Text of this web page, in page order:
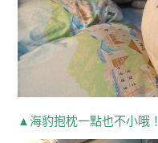
▲海豹抱枕一點也不小哦！